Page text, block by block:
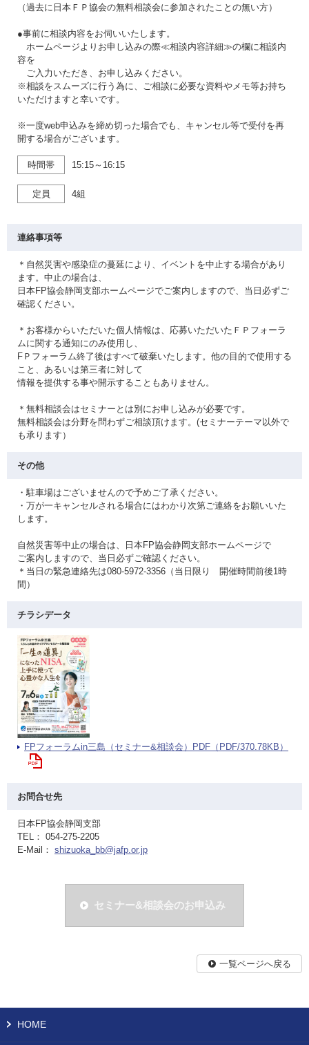
（過去に日本ＦＰ協会の無料相談会に参加されたことの無い方）
●事前に相談内容をお伺いいたします。
ホームページよりお申し込みの際≪相談内容詳細≫の欄に相談内
容を
ご入力いただき、お申し込みください。
※相談をスムーズに行う為に、ご相談に必要な資料やメモ等お持ち
いただけますと幸いです。
※一度web申込みを締め切った場合でも、キャンセル等で受付を再
開する場合がございます。
時間帯 15:15～16:15
定員 4組
連絡事項等
＊自然災害や感染症の蔓延により、イベントを中止する場合があり
ます。中止の場合は、
日本FP協会静岡支部ホームページでご案内しますので、当日必ずご
確認ください。
＊お客様からいただいた個人情報は、応募いただいたＦＰフォーラ
ムに関する通知にのみ使用し、
FＰフォーラム終了後はすべて破棄いたします。他の目的で使用する
こと、あるいは第三者に対して
情報を提供する事や開示することもありません。
＊無料相談会はセミナーとは別にお申し込みが必要です。
無料相談会は分野を問わずご相談頂けます。(セミナーテーマ以外で
も承ります）
その他
・駐車場はございませんので予めご了承ください。
・万が一キャンセルされる場合にはわかり次第ご連絡をお願いいた
します。
自然災害等中止の場合は、日本FP協会静岡支部ホームページで
ご案内しますので、当日必ずご確認ください。
＊当日の緊急連絡先は080-5972-3356（当日限り 開催時間前後1時
間）
チラシデータ
FPフォーラムin三島（セミナー&相談会）PDF（PDF/370.78KB）
お問合せ先
日本FP協会静岡支部
TEL： 054-275-2205
E-Mail： shizuoka_bb@jafp.or.jp
セミナー&相談会のお申込み
一覧ページへ戻る
HOME